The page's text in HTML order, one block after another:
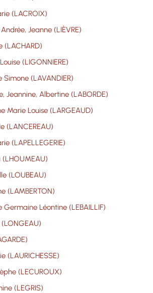
(LACROIX)
Jeanne (LIÈVRE)
(LACHARD)
(LIGONNIERE)
Simone (LAVANDIER)
Jeannine, Albertine (LABORDE)
Marie Louise (LARGEAUD)
(LANCEREAU)
(LAPELLEGERIE)
(LHOUMEAU)
(LOUBEAU)
(LAMBERTON)
Germaine Léontine (LEBAILLIF)
(LAURICHESSE)
(LECUROUX)
(LEGRIS)